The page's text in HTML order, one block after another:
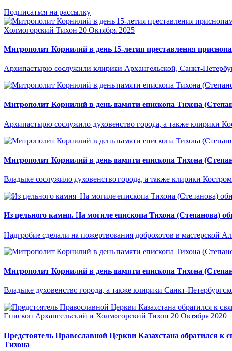
Подписаться на рассылку
Холмогорский Тихон 20 Октября 2025
Митрополит Корнилий в день 15-летия преставления
Архипастырю сослужили клирики Архангельской, Санкт-
Митрополит Корнилий в день памяти епископа Тихона
Архипастырю сослужило духовенство города, а также клирики
Митрополит Корнилий в день памяти епископа Тихона
Владыке сослужило духовенство города, а также клирики
Из цельного камня. На могиле епископа Тихона (Степанова)
Надгробие сделали на пожертвования доброхотов в мастерской
Митрополит Корнилий в день памяти епископа Тихона
Владыке духовенство города, а также клирики Санкт-
Епископ Архангельский и Холмогорский Тихон 20 Октября 2020
Предстоятель Православной Церкви Казахстана обратился к
Тихона